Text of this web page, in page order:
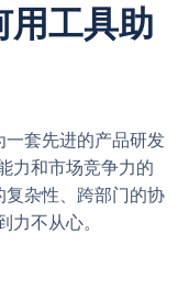
用工具助
套先进的产品研发
力和市场竞争力的
杂性、跨部门的协
不从心。